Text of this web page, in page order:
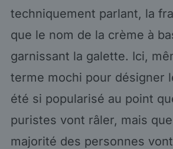
techniquement parlant, la
que le nom de la crème à
garnissant la galette. Ici,
terme mochi pour désigner
été si popularisé au point
puristes vont râler, mais
majorité des personnes